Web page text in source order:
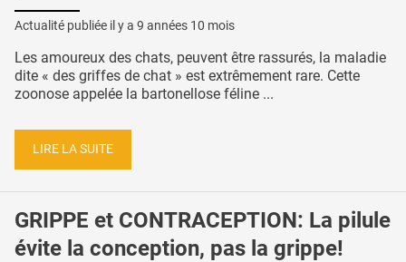
Actualité publiée il y a 9 années 10 mois
Les amoureux des chats, peuvent être rassurés, la maladie
dite « des griffes de chat » est extrêmement rare. Cette
zoonose appelée la bartonellose féline ...
LIRE LA SUITE
GRIPPE et CONTRACEPTION: La pilule
évite la conception, pas la grippe!